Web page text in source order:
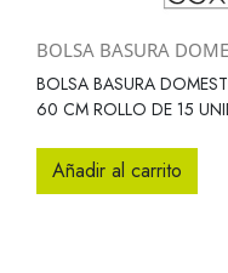
BOLSA BASURA
BOLSA BASURA
60 CM ROLLO DE 15
Añadir al carrito